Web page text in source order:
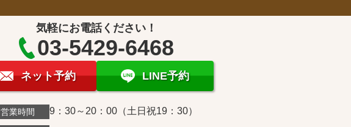
気軽にお電話ください！
03-5429-6468
ネット予約 LINE予約
営業時間 9：30～20：00（土日祝19：30）